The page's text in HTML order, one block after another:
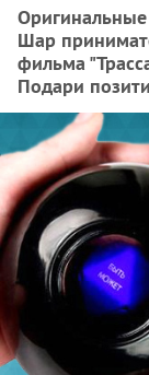
Оригинальные
Шар
фильма
Подари